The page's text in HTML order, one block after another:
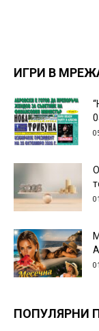
ИГРИ В
ПОПУЛЯРНИ